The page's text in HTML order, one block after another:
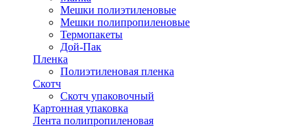
Мешки полиэтиленовые
Мешки полипропиленовые
Термопакеты
Дой-Пак
Пленка
Полиэтиленовая пленка
Скотч
Скотч упаковочный
Картонная упаковка
Лента полипропиленовая